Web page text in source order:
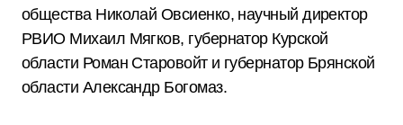
общества Николай Овсиенко, научный директор
РВИО Михаил Мягков, губернатор Курской
области Роман Старовойт и губернатор Брянской
области Александр Богомаз.